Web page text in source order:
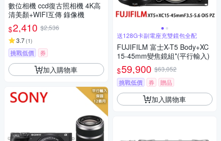
數位相機 ccd復古照相機 4K高
清美顏+WIFI互傳 錄像機
$2,410 $2,536
3.7(1)
挑戰低價 券
加入購物車
送128G卡副電座充雙鏡包全配
FUJIFILM 富士X-T5 Body+XC
15-45mm變焦鏡組*(平行輸入)
$59,900 $63,052
挑戰低價
券 贈品
加入購物車